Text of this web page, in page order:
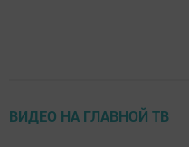
ВИДЕО НА ГЛАВНОЙ ТВ